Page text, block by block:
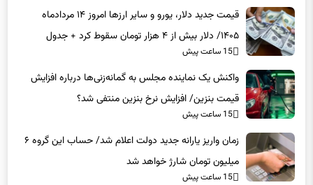
قیمت جدید دلار، یورو و سایر ارزها امروز ۱۴ مردادماه
۱۴۰۵/ دلار بیش از ۴ هزار تومان سقوط کرد + جدول
15 ساعت پیش
واکنش یک نماینده مجلس به گمانه‌زنی‌ها درباره افزایش
قیمت بنزین/ افزایش نرخ بنزین منتفی شد؟
15 ساعت پیش
زمان واریز یارانه جدید دولت اعلام شد/ حساب این گروه ۶
میلیون تومان شارژ خواهد شد
15 ساعت پیش